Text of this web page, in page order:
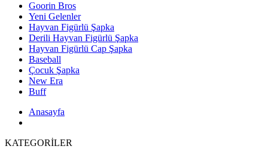
Goorin Bros
Yeni Gelenler
Hayvan Figürlü Şapka
Derili Hayvan Figürlü Şapka
Hayvan Figürlü Cap Şapka
Baseball
Çocuk Şapka
New Era
Buff
Anasayfa
KATEGORİLER